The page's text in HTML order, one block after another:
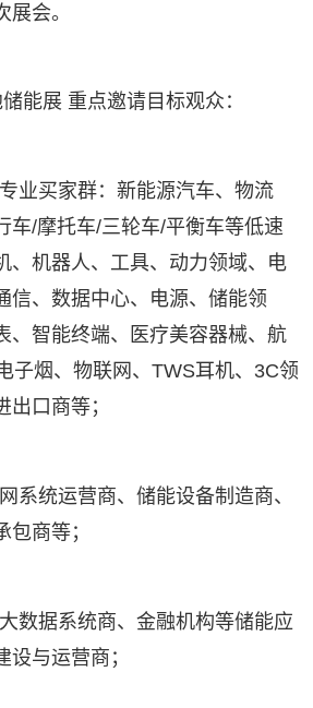
会。
能展 重点邀请目标观众：
业买家群：新能源汽车、物流
车/摩托车/三轮车/平衡车等低速
、机器人、工具、动力领域、电
信、数据中心、电源、储能领
、智能终端、医疗美容器械、航
子烟、物联网、TWS耳机、3C领
口商等；
系统运营商、储能设备制造商、
商等；
数据系统商、金融机构等储能应
与运营商；